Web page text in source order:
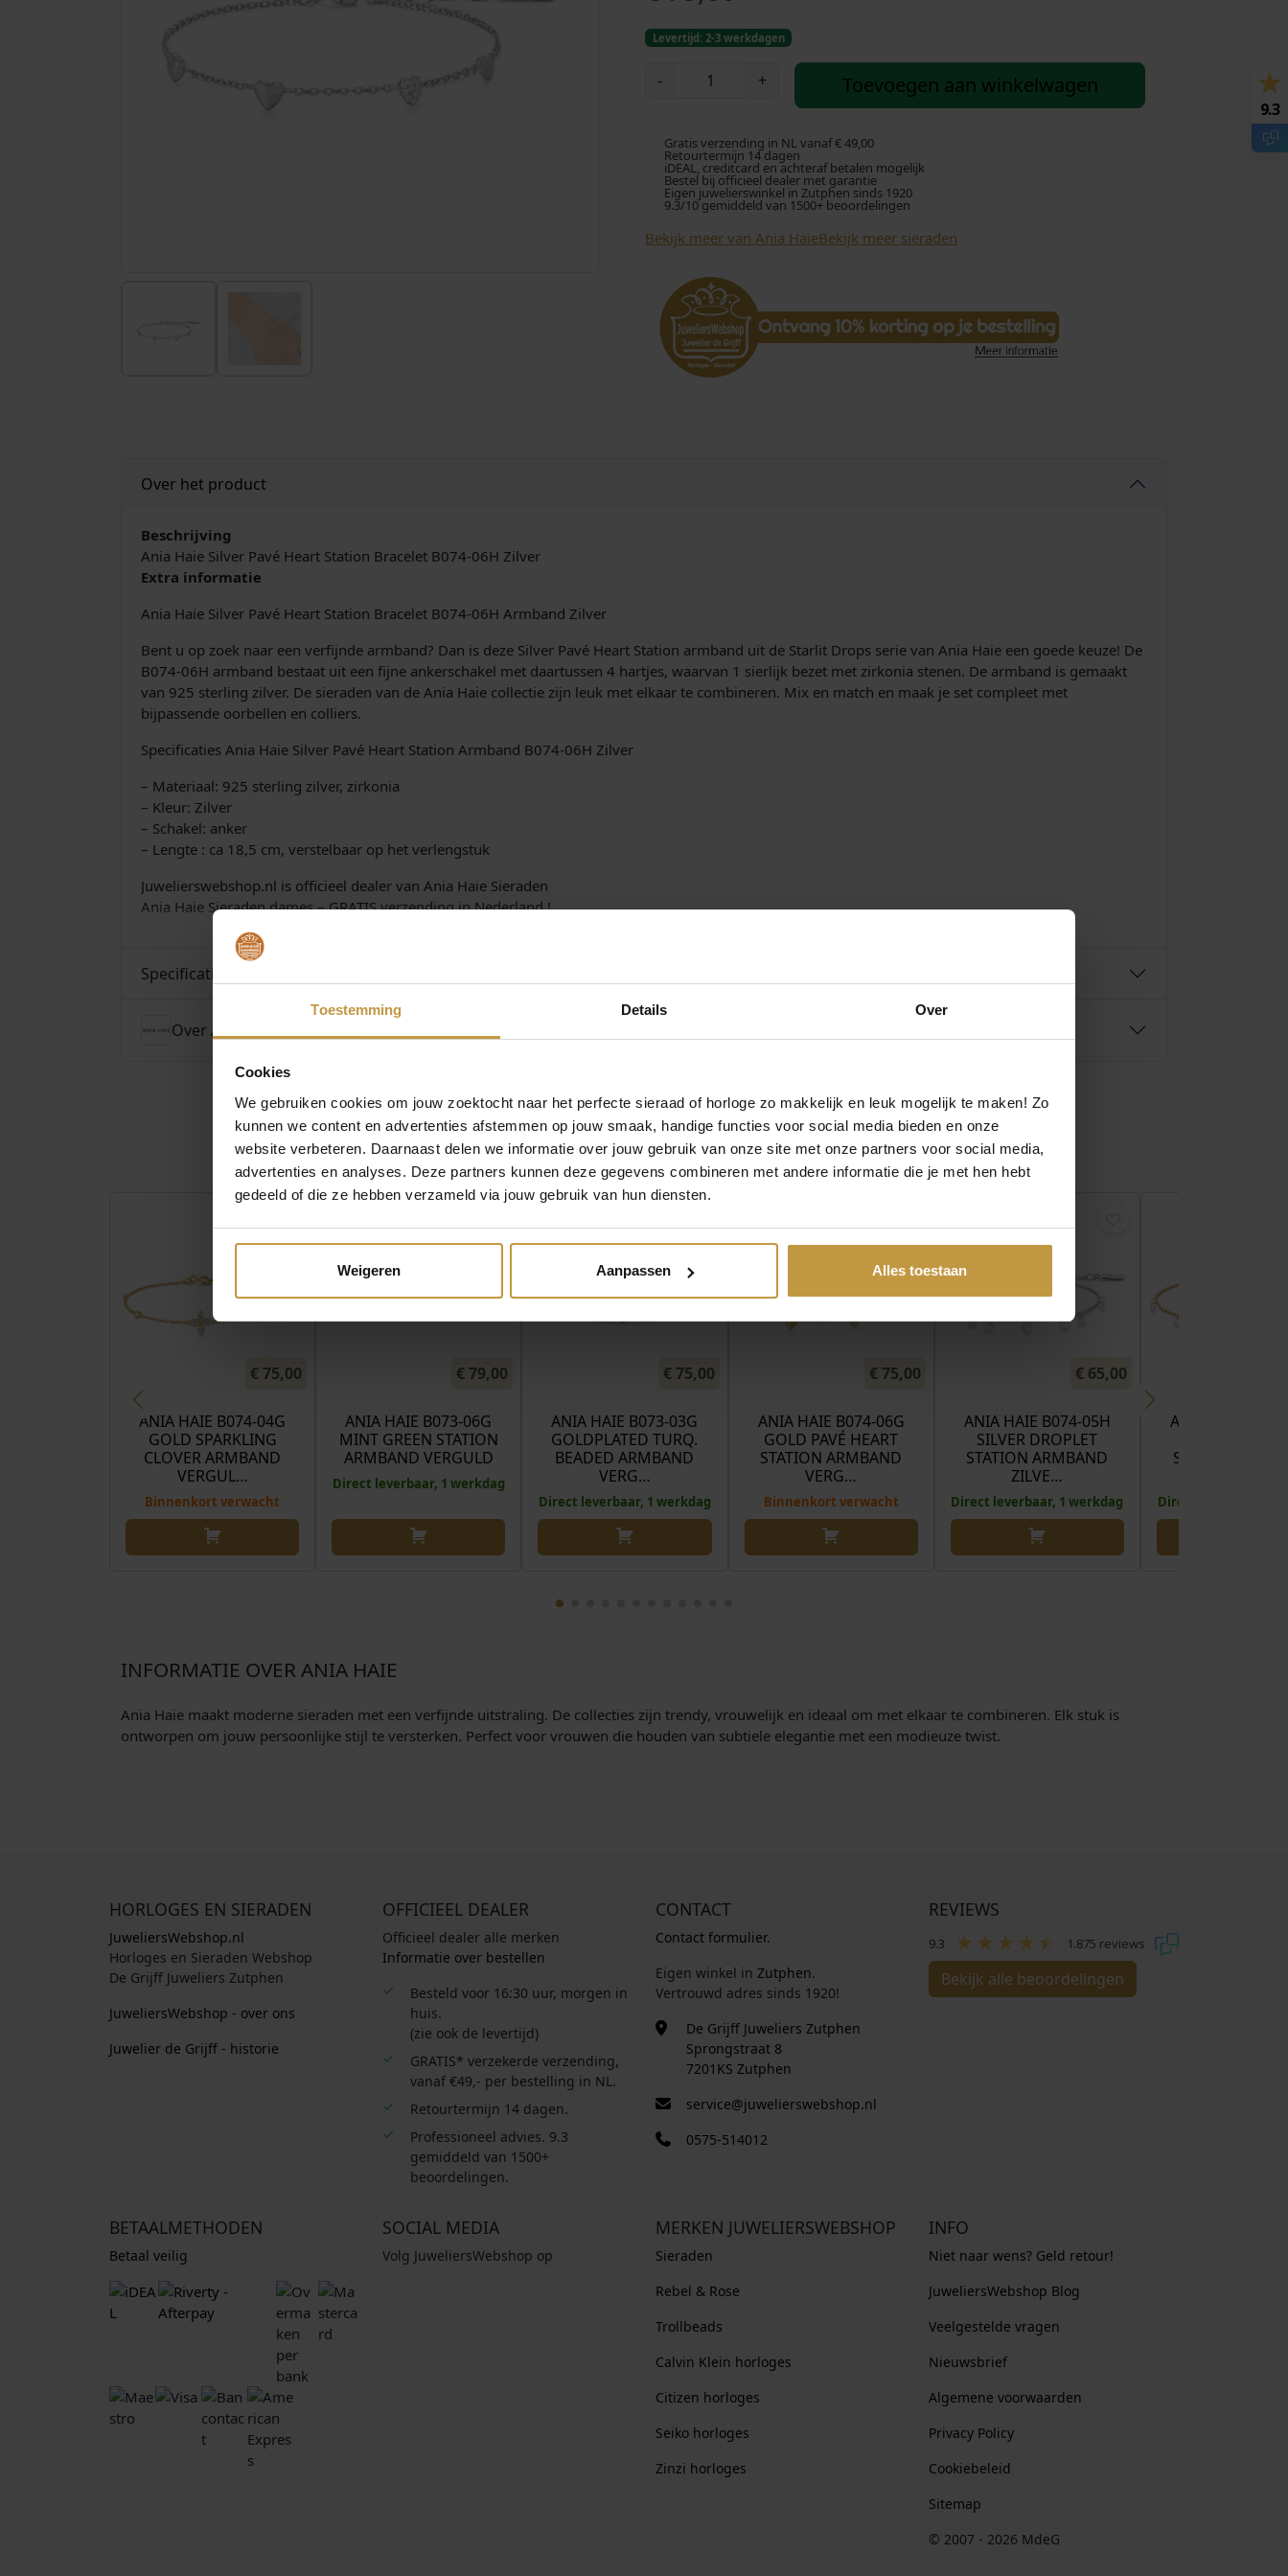
Toestemming Details Over
Cookies
We gebruiken cookies om jouw zoektocht naar het perfecte sieraad of horloge zo makkelijk en leuk mogelijk te maken! Zo
kunnen we content en advertenties afstemmen op jouw smaak, handige functies voor social media bieden en onze
website verbeteren. Daarnaast delen we informatie over jouw gebruik van onze site met onze partners voor social media,
advertenties en analyses. Deze partners kunnen deze gegevens combineren met andere informatie die je met hen hebt
gedeeld of die ze hebben verzameld via jouw gebruik van hun diensten.
Weigeren Aanpassen Alles toestaan
Levertijd: 2-3 werkdagen
-
B
a
r
t
m
Z
i
e
r
a
a
n
a
+ Toevoegen aan winkelwagen
Gratis verzending in NL vanaf € 49,00
Retourtermijn 14 dagen
iDEAL, creditcard en achteraf betalen mogelijk
Bestel bij officieel dealer met garantie
Eigen juwelierswinkel in Zutphen sinds 1920
9.3/10 gemiddeld van 1500+ beoordelingen
Bekijk meer van Ania HaieBekijk meer sieraden
Over het product
Beschrijving
Ania Haie Silver Pavé Heart Station Bracelet B074-06H Zilver
Extra informatie
Ania Haie Silver Pavé Heart Station Bracelet B074-06H Armband Zilver
Bent u op zoek naar een verfijnde armband? Dan is deze Silver Pavé Heart Station armband uit de Starlit Drops serie van Ania Haie een goede keuze! De
B074-06H armband bestaat uit een fijne ankerschakel met daartussen 4 hartjes, waarvan 1 sierlijk bezet met zirkonia stenen. De armband is gemaakt
van 925 sterling zilver. De sieraden van de Ania Haie collectie zijn leuk met elkaar te combineren. Mix en match en maak je set compleet met
bijpassende oorbellen en colliers.
Specificaties Ania Haie Silver Pavé Heart Station Armband B074-06H Zilver
– Materiaal: 925 sterling zilver, zirkonia
– Kleur: Zilver
– Schakel: anker
– Lengte : ca 18,5 cm, verstelbaar op het verlengstuk
Juwelierswebshop.nl is officieel dealer van Ania Haie Sieraden
Ania Haie Sieraden dames – GRATIS verzending in Nederland !
Specificaties
Over Ania Haie
MEER VAN ANIA HAIE
€ 75,00
ANIA HAIE B074-04G
GOLD SPARKLING
CLOVER ARMBAND
VERGUL…
Binnenkort verwacht
€ 79,00
ANIA HAIE B073-06G
MINT GREEN STATION
ARMBAND VERGULD
Direct leverbaar, 1 werkdag
€75,00
ANIA HAIE B073-03G
GOLDPLATED TURQ.
BEADED ARMBAND
VERG…
Direct leverbaar, 1 werkdag
€75,00
ANIA HAIE B074-06G
GOLD PAVÉ HEART
STATION ARMBAND
VERG…
Binnenkort verwacht
€65,00
ANIA HAIE B074-05H
SILVER DROPLET
STATION ARMBAND
ZILVE…
Direct leverbaar, 1 werkdag
ANIA HAIE
STATION
Direct leverbaar, 1
INFORMATIE OVER ANIA HAIE
Ania Haie maakt moderne sieraden met een verfijnde uitstraling. De collecties zijn trendy, vrouwelijk en ideaal om met elkaar te combineren. Elk stuk is
ontworpen om jouw persoonlijke stijl te versterken. Perfect voor vrouwen die houden van subtiele elegantie met een modieuze twist.
HORLOGES EN SIERADEN
JuweliersWebshop.nl
Horloges en Sieraden Webshop
De Grijff Juweliers Zutphen
JuweliersWebshop - over ons
Juwelier de Grijff - historie
OFFICIEEL DEALER
Officieel dealer alle merken
Informatie over bestellen
Besteld voor 16:30 uur, morgen in
huis.
(zie ook de levertijd)
GRATIS* verzekerde verzending,
vanaf €49,- per bestelling in NL.
Retourtermijn 14 dagen.
Professioneel advies. 9.3
gemiddeld van 1500+
beoordelingen.
CONTACT
Contact formulier.
Eigen winkel in Zutphen.
Vertrouwd adres sinds 1920!
De Grijff Juweliers Zutphen
Sprongstraat 8
7201KS Zutphen
service@juwelierswebshop.nl
0575-514012
REVIEWS
9.3 1.875 reviews
Bekijk alle beoordelingen
BETAALMETHODEN
Betaal veilig
SOCIAL MEDIA
Volg JuweliersWebshop op
MERKEN JUWELIERSWEBSHOP
Sieraden
Rebel & Rose
Trollbeads
Calvin Klein horloges
Citizen horloges
Seiko horloges
Zinzi horloges
INFO
Niet naar wens? Geld retour!
JuweliersWebshop Blog
Veelgestelde vragen
Nieuwsbrief
Algemene voorwaarden
Privacy Policy
Cookiebeleid
Sitemap
© 2007 - 2026 MdeG
9.3